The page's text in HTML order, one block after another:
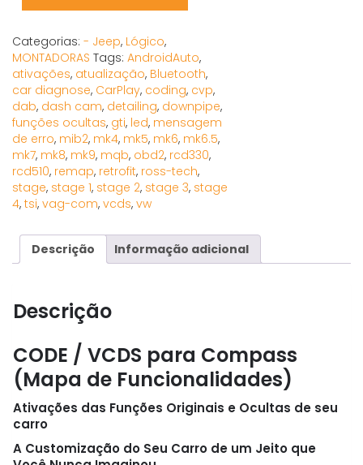
quantidade
Categorias: - Jeep, Lógico,
MONTADORAS Tags: AndroidAuto,
ativações, atualização, Bluetooth,
car diagnose, CarPlay, coding, cvp,
dab, dash cam, detailing, downpipe,
funções ocultas, gti, led, mensagem
de erro, mib2, mk4, mk5, mk6, mk6.5,
mk7, mk8, mk9, mqb, obd2, rcd330,
rcd510, remap, retrofit, ross-tech,
stage, stage 1, stage 2, stage 3, stage
4, tsi, vag-com, vcds, vw
Descrição Informação adicional
Descrição
CODE / VCDS para Compass
(Mapa de Funcionalidades)
Ativações das Funções Originais e Ocultas de seu
carro
A Customização do Seu Carro de um Jeito que